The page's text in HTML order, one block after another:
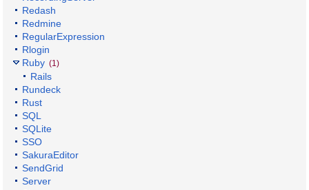
Redash
Redmine
RegularExpression
Rlogin
Ruby (1)
Rails
Rundeck
Rust
SQL
SQLite
SSO
SakuraEditor
SendGrid
Server